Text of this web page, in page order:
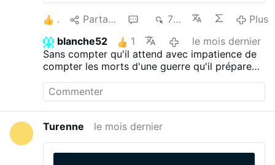
possibles et sous couleur de défendre les
droits de l’homme. Il milite pour la
procréation assistée dont on connaît le
coût en embryons. Il n’a rien fait pour
qu’une naissance par GPA à l’étranger ne
soit pas transcrite en droit français. Il a
constitutionnalisé l’avortement. Il a pesé
de tout son poids en faveur d’une loi sur
l’euthanasie qui va tuer en masse les plus
fragiles. Et en même temps, devant le
congrès contre la peine de mort qui se
tenait pour la deuxième fois à Paris, il a
disserté contre la peine de mort – dont la
1 Partager 707
Plus
blanche52
1
le mois dernier
Sans compter qu'il attend avec impatience de
compter les morts d'une guerre qu'il prépare
Turenne le mois dernier